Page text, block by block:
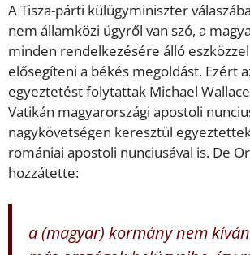
A Tisza-párti külügyminiszter
nem államközi ügyről van szó, a
minden rendelkezésére álló
elősegíteni a békés megoldást. Ezért
egyeztetést folytattak Michael
Vatikán magyarországi apostoli
nagykövetségen keresztül
romániai apostoli nunciusával is. De
hozzátette:
a (magyar) kormány nem